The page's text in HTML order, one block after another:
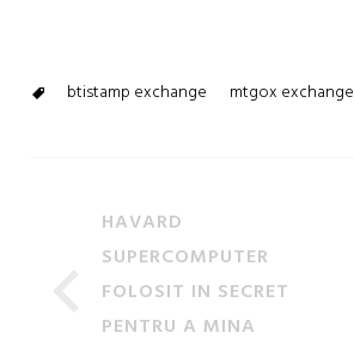
btistamp exchange mtgox exchange
HAVARD
SUPERCOMPUTER
FOLOSIT IN SECRET
PENTRU A MINA